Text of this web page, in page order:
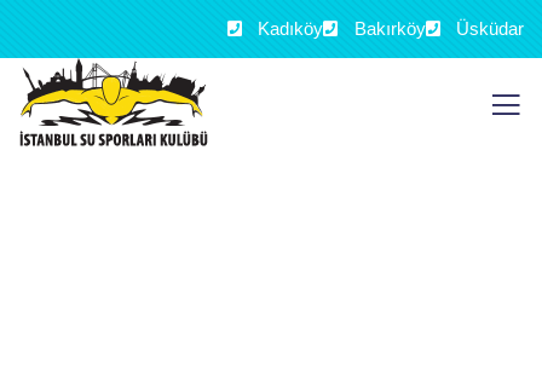
Kadıköy Bakırköy Üsküdar